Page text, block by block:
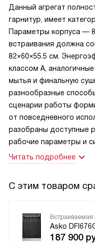
Важно для меня было
блокировка от детей и
меньше переживаний,
Лоток для столовых
фиксаторы для
автоматического
Экономия по воде и
тоже приятно.
В итоге техника
даёт свободу времени
покупкой.
Данный агрегат
гарнитур, имеет
Параметры корпуса —
встраивания должна
82×60×55.5 см.
классом A,
мытья и финальную
разнообразные
сценарии работы
от повседневного
разобраны доступные
рабочие параметры и
Читать подробнее
С этим товаром
Asko
187 900